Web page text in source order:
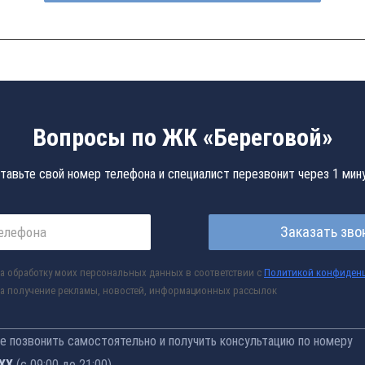
Вопросы по ЖК «Береговой»
свой номер телефона и специалист перезвонит через 1
Заказать
обработку моих персональных данных в соответствии с Политикой
получение рекламы, новостей, информационных рассылок
самостоятельно и получить консультацию по номеру